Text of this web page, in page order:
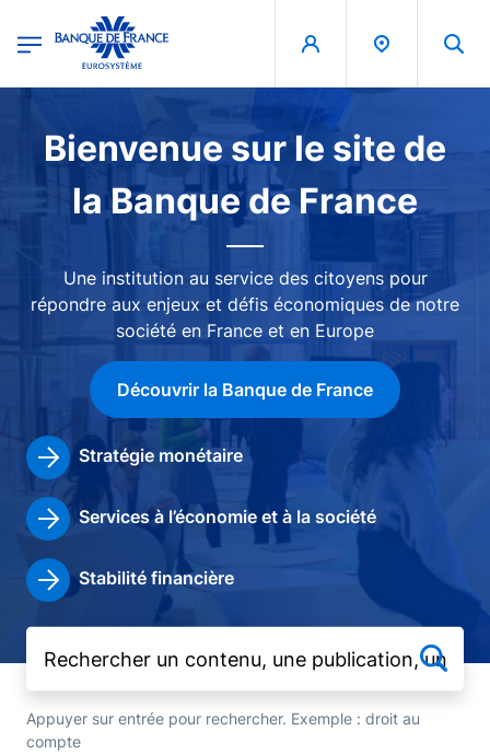
Banque de France - Menu Principal
Bienvenue sur le site de
la Banque de France
Une institution au service des citoyens pour
répondre aux enjeux et défis économiques de notre
société en France et en Europe
Découvrir la Banque de France
Stratégie monétaire
Services à l’économie et à la société
Stabilité financière
Appuyer sur entrée pour rechercher. Exemple : droit au
compte